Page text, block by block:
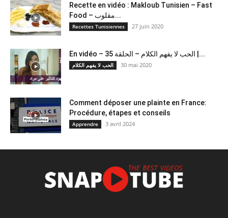
Recette en vidéo : Makloub Tunisien – Fast
Food – مقلوب...
Recettes Tunisiennes 27 juin 2020
En vidéo – الحب لا يفهم الكلام – الحلقة 35 |...
الحب لا يفهم الكلام 30 mai 2020
Comment déposer une plainte en France:
Procédure, étapes et conseils
Apprendre 3 avril 2024